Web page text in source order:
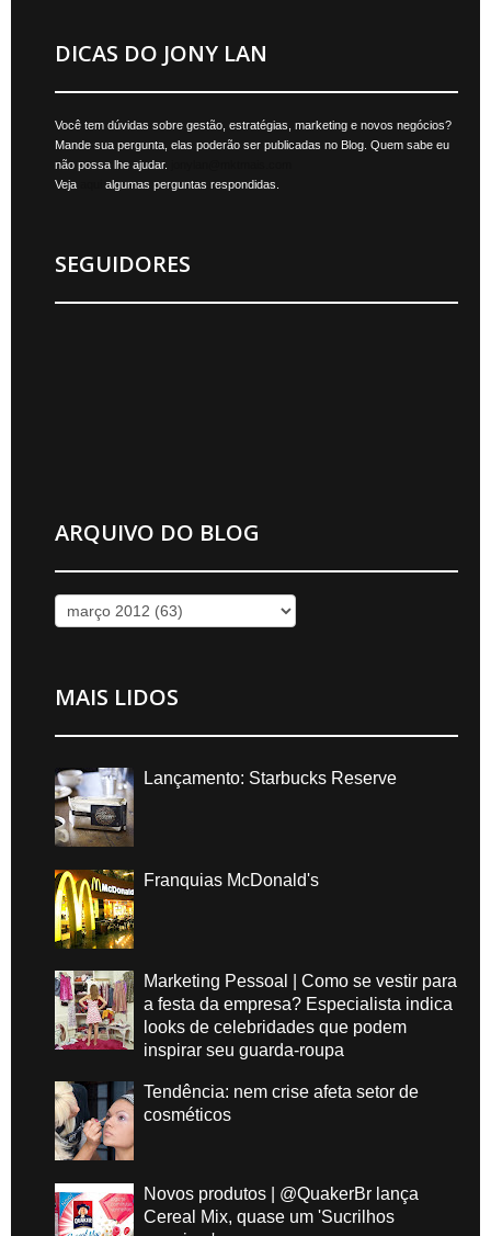
DICAS DO JONY LAN
Você tem dúvidas sobre gestão, estratégias, marketing e novos negócios?
Mande sua pergunta, elas poderão ser publicadas no Blog. Quem sabe eu
não possa lhe ajudar.
Veja
algumas perguntas respondidas.
SEGUIDORES
ARQUIVO DO BLOG
MAIS LIDOS
Lançamento: Starbucks Reserve
Franquias McDonald's
Marketing Pessoal | Como se vestir para
a festa da empresa? Especialista indica
looks de celebridades que podem
inspirar seu guarda-roupa
Tendência: nem crise afeta setor de
cosméticos
Novos produtos | @QuakerBr lança
Cereal Mix, quase um 'Sucrilhos